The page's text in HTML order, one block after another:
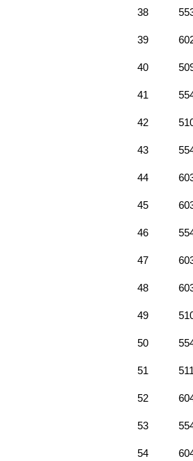
38
39
40
41
42
43
44
45
46
47
48
49
50
51
52
53
54